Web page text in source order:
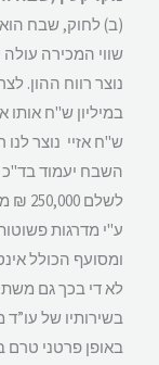
(ב) לחוק, שבח הוא
שווי המכירה עולה
נוצר רווח ההון.
ש"ח אזיי נוצר לנו
לשלם
ע"י מדרגות
ומסועף הכולל
לא די בכך גם
בשירותיו של עו”ד
באופן פרטני טרם